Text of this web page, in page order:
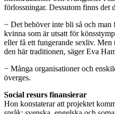
förlossningar. Dessutom finns det
− Det behöver inte bli så och man
kvinna som är utsatt för
eller få ett fungerande sexliv.
den här traditionen, säger Eva
− Många organisationer och
överges.
Social resurs finansierar
Hon konstaterar att projektet